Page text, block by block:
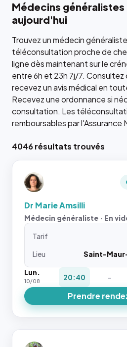
Médecins
aujourd'hui
Trouvez un médecin
téléconsultation proche de
ligne dès maintenant sur le
entre 6h et 23h 7j/7. Consultez
recevez un avis médical en
Recevez une ordonnance si
consultation. Les
remboursables par l'Assurance
4046 résultats trouvés
Dr Marie Amsilli
Médecin généraliste · En
Tarif
Lieu
Saint-
Lun.
10/08 20:40 -
Prendre